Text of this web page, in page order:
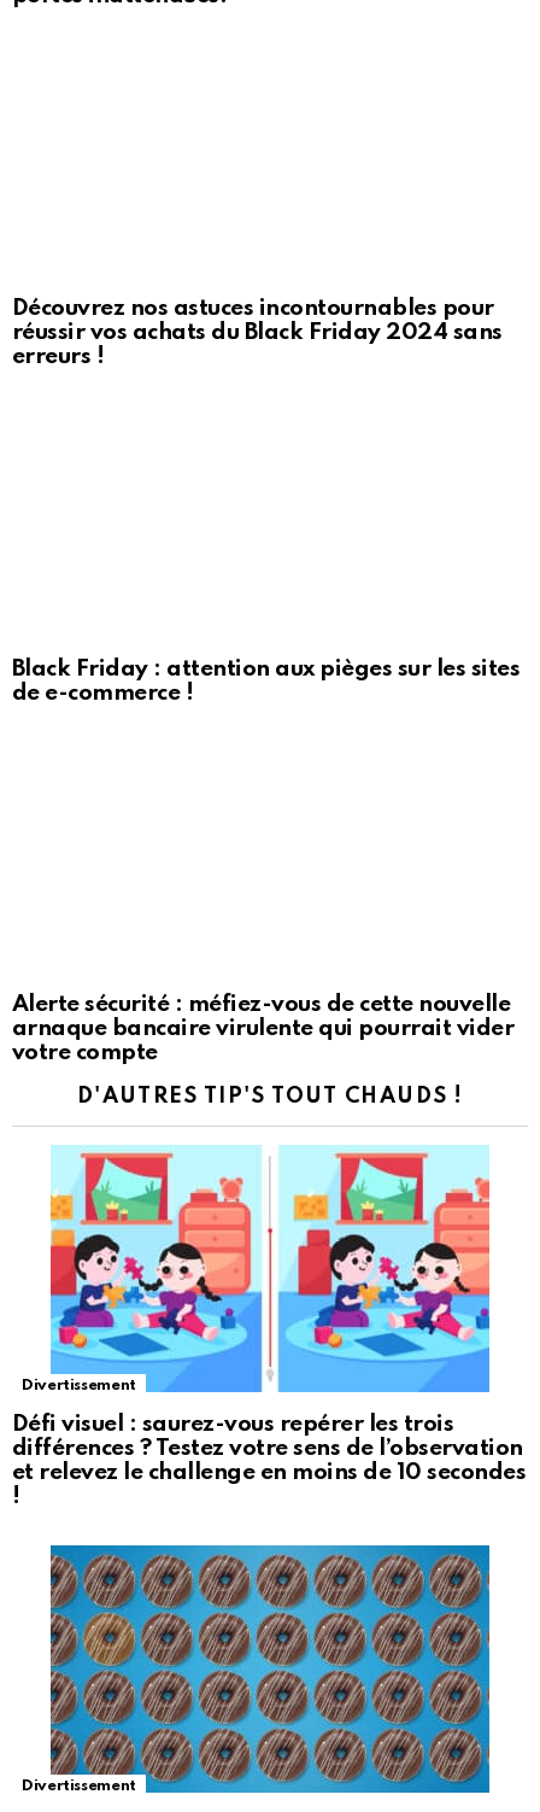
Découvrez nos astuces incontournables pour
réussir vos achats du Black Friday 2024 sans
erreurs !
Black Friday : attention aux pièges sur les sites
de e-commerce !
Alerte sécurité : méfiez-vous de cette nouvelle
arnaque bancaire virulente qui pourrait vider
votre compte
D'AUTRES TIP'S TOUT CHAUDS !
Divertissement
Défi visuel : saurez-vous repérer les trois
différences ? Testez votre sens de l’observation
et relevez le challenge en moins de 10 secondes
!
Divertissement